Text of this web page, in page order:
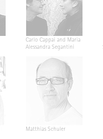
Carlo Cappai and Maria
Alessandra Segantini
Matthias Schuler